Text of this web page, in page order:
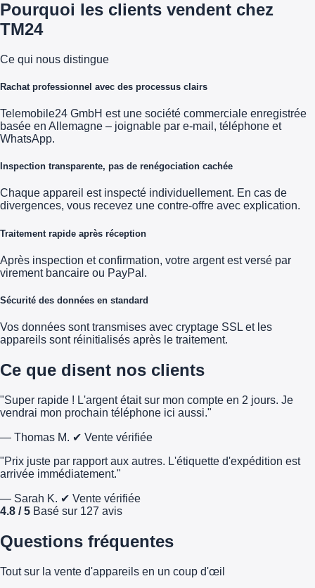
Pourquoi les clients vendent chez
TM24
Ce qui nous distingue
Rachat professionnel avec des processus clairs
Telemobile24 GmbH est une société commerciale enregistrée
basée en Allemagne – joignable par e-mail, téléphone et
WhatsApp.
Inspection transparente, pas de renégociation cachée
Chaque appareil est inspecté individuellement. En cas de
divergences, vous recevez une contre-offre avec explication.
Traitement rapide après réception
Après inspection et confirmation, votre argent est versé par
virement bancaire ou PayPal.
Sécurité des données en standard
Vos données sont transmises avec cryptage SSL et les
appareils sont réinitialisés après le traitement.
Ce que disent nos clients
"Super rapide ! L'argent était sur mon compte en 2 jours. Je
vendrai mon prochain téléphone ici aussi."
— Thomas M. ✔ Vente vérifiée
"Prix juste par rapport aux autres. L'étiquette d'expédition est
arrivée immédiatement."
— Sarah K. ✔ Vente vérifiée
4.8 / 5 Basé sur 127 avis
Questions fréquentes
Tout sur la vente d'appareils en un coup d'œil